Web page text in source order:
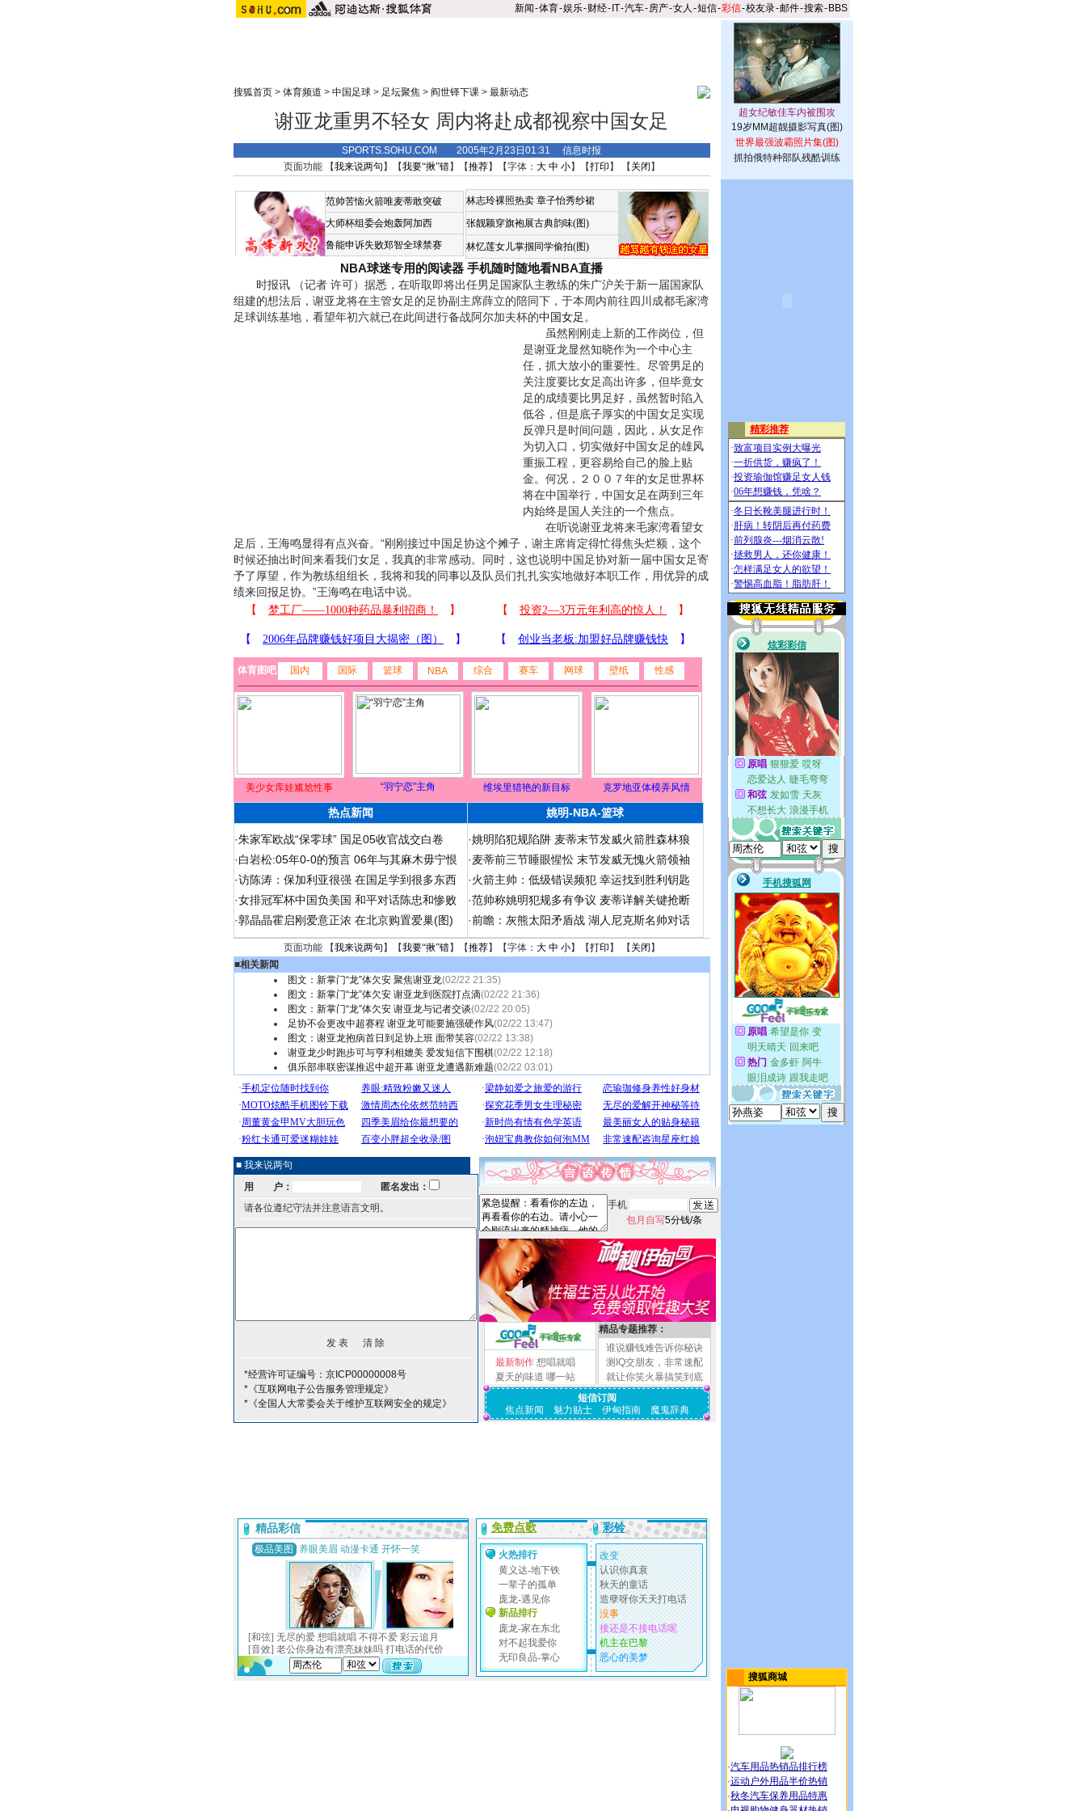
新闻-体育-娱乐-财经- IT-汽车-房产-女人 -短信-彩信-校友录-邮件-搜索- BBS
搜狐首页> 体育频道 > 中国足球> 足坛聚焦> 阎世铎下课> 最新动态
谢亚龙重男不轻女 周内将赴成都视察中国女足
SPORTS.SOHU.COM 2005年2月23日01:31 信息时报
页面功能 【我来说两句 】【我要“揪”错】【推荐】【字体： 大 中 小】【打印 】 【 关闭 】
范帅苦恼火箭唯麦蒂敢突破
大师杯组委会炮轰阿加西
鲁能申诉失败郑智全球禁赛
林志玲裸照热卖 章子怡秀纱裙
张靓颖穿旗袍展古典韵味(图)
林忆莲女儿掌掴同学偷拍(图)
NBA球迷专用的阅读器 手机随时随地看NBA直播
时报讯 （记者 许可）据悉，在听取即将出任男足国家队主教练的朱广沪关于新一届国家队
组建的想法后，谢亚龙将在主管女足的足协副主席薛立的陪同下，于本周内前往四川成都毛家湾
足球训练基地，看望年初六就已在此间进行备战阿尔加夫杯的中国女足 。
虽然刚刚走上新的工作岗位，但
是谢亚龙显然知晓作为一个中心主
任，抓大放小的重要性。尽管男足的
关注度要比女足高出许多，但毕竟女
足的成绩要比男足好，虽然暂时陷入
低谷，但是底子厚实的中国女足实现
反弹只是时间问题，因此，从女足作
为切入口，切实做好中国女足的雄风
重振工程，更容易给自己的脸上贴
金。何况，２００７年的女足世界杯
将在中国举行，中国女足在两到三年
内始终是国人关注的一个焦点。
在听说谢亚龙将来毛家湾看望女
足后，王海鸣显得有点兴奋。“刚刚接过中国足协这个摊子，谢主席肯定得忙得焦头烂额，这个
时候还抽出时间来看我们女足，我真的非常感动。同时，这也说明中国足协对新一届中国女足寄
予了厚望，作为教练组组长，我将和我的同事以及队员们扎扎实实地做好本职工作，用优异的成
绩来回报足协。”王海鸣在电话中说。
体育图吧 国内 国际 篮球 NBA 综合 赛车 网球 壁纸 性感
美少女库娃尴尬性事 “羽宁恋”主角 维埃里猎艳的新目标 克罗地亚体模弄风情
热点新闻 姚明-NBA-篮球
·朱家军欧战“保零球” 国足05收官战交白卷
·白岩松:05年0-0的预言 06年与其麻木毋宁恨
·访陈涛：保加利亚很强 在国足学到很多东西
·女排冠军杯中国负美国 和平对话陈忠和惨败
·郭晶晶霍启刚爱意正浓 在北京购置爱巢(图)
·姚明陷犯规陷阱 麦蒂末节发威火箭胜森林狼
·麦蒂前三节睡眼惺忪 末节发威无愧火箭领袖
·火箭主帅：低级错误频犯 幸运找到胜利钥匙
·范帅称姚明犯规多有争议 麦蒂详解关键抢断
·前瞻：灰熊太阳矛盾战 湖人尼克斯名帅对话
页面功能 【我来说两句 】【我要“揪”错】【推荐】【字体： 大 中 小】【打印 】 【 关闭 】
■相关新闻
图文：新掌门“龙”体欠安 聚焦谢亚龙(02/22 21:35)
图文：新掌门“龙”体欠安 谢亚龙到医院打点滴(02/22 21:36)
图文：新掌门“龙”体欠安 谢亚龙与记者交谈(02/22 20:05)
足协不会更改中超赛程 谢亚龙可能要施强硬作风(02/22 13:47)
图文：谢亚龙抱病首日到足协上班 面带笑容(02/22 13:38)
谢亚龙少时跑步可与亨利相媲美 爱发短信下围棋(02/22 12:18)
俱乐部串联密谋推迟中超开幕 谢亚龙遭遇新难题(02/22 03:01)
■ 我来说两句
用 户：
匿名发出：
请各位遵纪守法并注意语言文明。
*经营许可证编号：京ICP00000008号
*《互联网电子公告服务管理规定》
*《全国人大常委会关于维护互联网安全的规定》
手机
包月自写5分钱/条
最新制作 想唱就唱
夏天的味道 哪一站
精品专题推荐：
谁说赚钱难告诉你秘诀
测IQ交朋友，非常速配
就让你笑火暴搞笑到底
短信订阅
焦点新闻
魅力贴士 伊甸指南 魔鬼辞典
19岁MM超靓摄影写真(图)
世界最强波霸照片集(图)
抓拍俄特种部队残酷训练
搜狐商城
·汽车用品热销品排行榜
·运动户外用品半价热销
·秋冬汽车保养用品特惠